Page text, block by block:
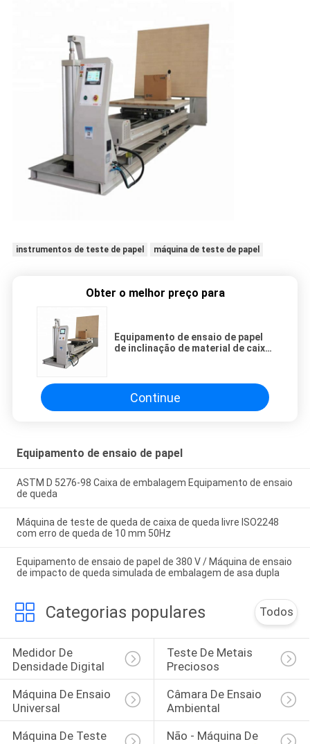
instrumentos de teste de papel máquina de teste de papel
Obter o melhor preço para
Equipamento de ensaio de papel
de inclinação de material de caixa
Continue
Equipamento de ensaio de papel
ASTM D 5276-98 Caixa de embalagem Equipamento de ensaio
de queda
Máquina de teste de queda de caixa de queda livre ISO2248
com erro de queda de 10 mm 50Hz
Equipamento de ensaio de papel de 380 V / Máquina de ensaio
de impacto de queda simulada de embalagem de asa dupla
Categorias populares Todos
Medidor De
Densidade Digital
Teste De Metais
Preciosos
Máquina De Ensaio
Universal
Câmara De Ensaio
Ambiental
Máquina De Teste
Não - Máquina De